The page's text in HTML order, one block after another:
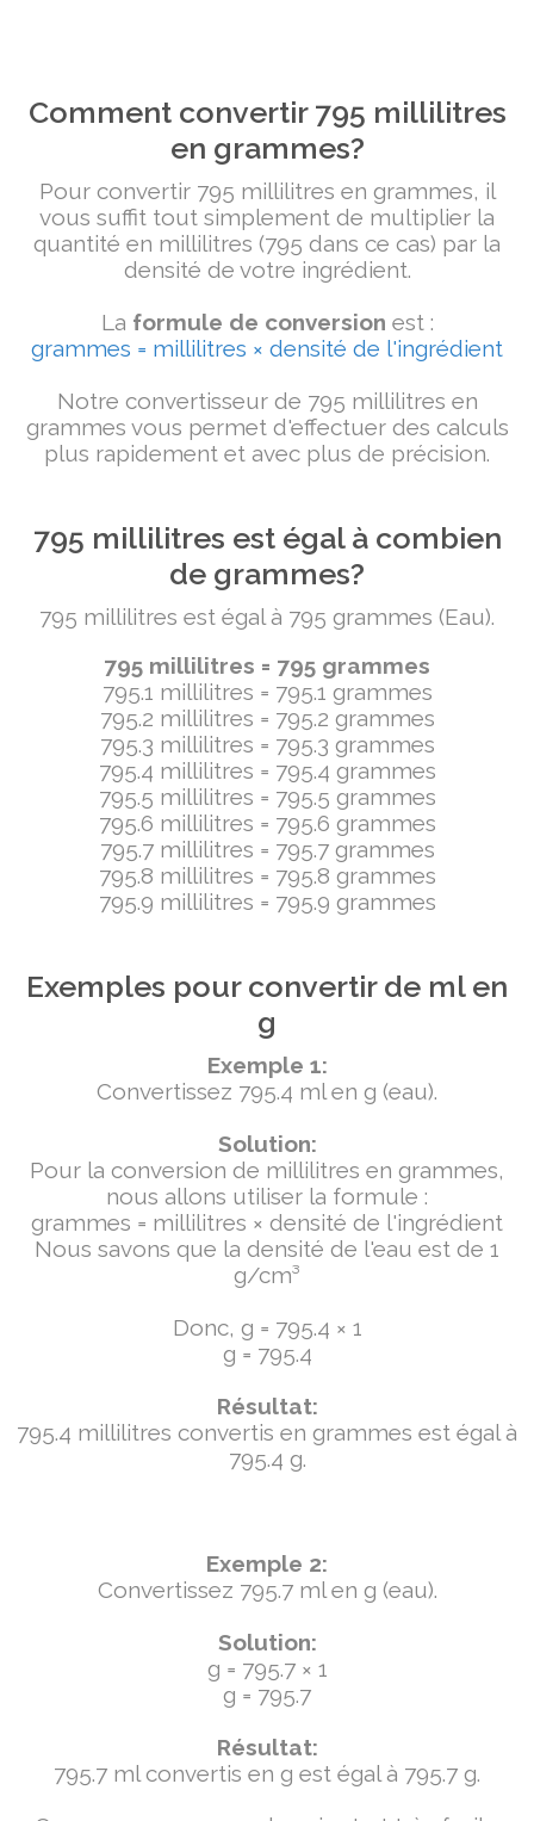
Comment convertir 795 millilitres
en grammes?
Pour convertir 795 millilitres en grammes, il
vous suffit tout simplement de multiplier la
quantité en millilitres (795 dans ce cas) par la
densité de votre ingrédient.
La formule de conversion est :
grammes = millilitres × densité de l'ingrédient
Notre convertisseur de 795 millilitres en
grammes vous permet d'effectuer des calculs
plus rapidement et avec plus de précision.
795 millilitres est égal à combien
de grammes?
795 millilitres est égal à 795 grammes (Eau).
795 millilitres = 795 grammes
795.1 millilitres = 795.1 grammes
795.2 millilitres = 795.2 grammes
795.3 millilitres = 795.3 grammes
795.4 millilitres = 795.4 grammes
795.5 millilitres = 795.5 grammes
795.6 millilitres = 795.6 grammes
795.7 millilitres = 795.7 grammes
795.8 millilitres = 795.8 grammes
795.9 millilitres = 795.9 grammes
Exemples pour convertir de ml en
g
Exemple 1:
Convertissez 795.4 ml en g (eau).
Solution:
Pour la conversion de millilitres en grammes,
nous allons utiliser la formule :
grammes = millilitres × densité de l'ingrédient
Nous savons que la densité de l'eau est de 1
g/cm³
Donc, g = 795.4 × 1
g = 795.4
Résultat:
795.4 millilitres convertis en grammes est égal à
795.4 g.
Exemple 2:
Convertissez 795.7 ml en g (eau).
Solution:
g = 795.7 × 1
g = 795.7
Résultat:
795.7 ml convertis en g est égal à 795.7 g.